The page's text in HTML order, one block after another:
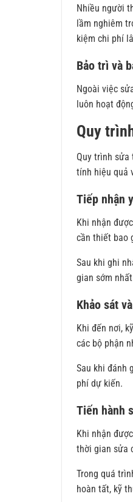
Nhiều người
lầm nghiêm
kiệm chi phí
Bảo trì và
Ngoài việc
luôn hoạt
Quy
Quy trình sửa
tính hiệu quả
Tiếp nhận
Khi nhận
cần thiết bao
Sau khi ghi
gian sớm
Khảo sát
Khi đến nơi,
các bộ phận
Sau khi đánh
phí dự kiến.
Tiến hành
Khi nhận
thời gian sửa
Trong quá
hoàn tất, kỹ